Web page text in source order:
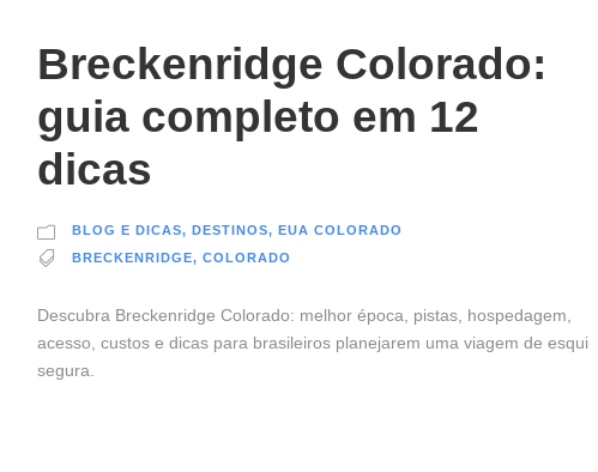
Breckenridge Colorado:
guia completo em 12
dicas
BLOG E DICAS, DESTINOS, EUA COLORADO
BRECKENRIDGE, COLORADO
Descubra Breckenridge Colorado: melhor época, pistas, hospedagem,
acesso, custos e dicas para brasileiros planejarem uma viagem de esqui
segura.